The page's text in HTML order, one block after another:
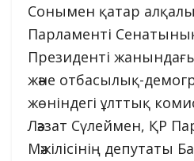
Сонымен қатар
Парламенті
Президенті
және отбасылық-
жөніндегі ұлттық
Ләззат Сүлеймен, ҚР
Мәжілісінің депутаты